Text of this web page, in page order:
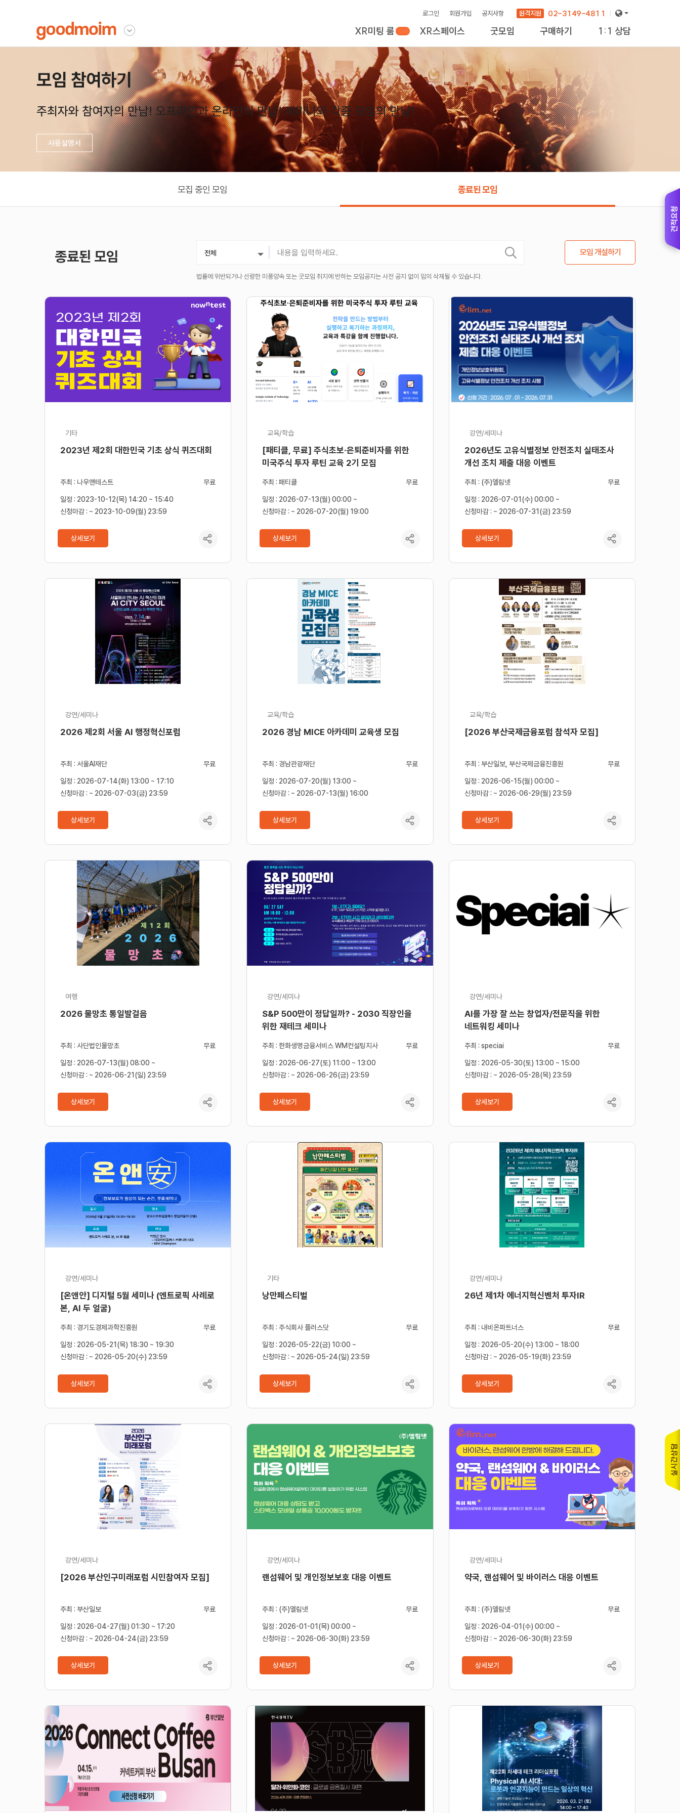
다른사이트 보기
로그인 회원가입 공지사항 원격지원 02-3149-4811
XR미팅 룸 XR스페이스 굿모임 구매하기 1:1 상담
모임 참여하기
주최자와 참여자의 만남! 오프라인과 온라인의 만남! 세미나와 각종 모임의 만남!
사용설명서
모집 중인 모임 종료된 모임
종료된 모임 전체 모임 개설하기
법률에 위반되거나 선량한 미풍양속 또는 굿모임 취지에 반하는 모임공지는 사전 공지 없이 임의 삭제될 수 있습니다.
기타
2023년 제2회 대한민국 기초 상식 퀴즈대회
주최 : 나우앤테스트 무료
일정 : 2023-10-12(목) 14:20 ~ 15:40
신청마감 : ~ 2023-10-09(월) 23:59
상세보기
교육/학습
[패티클, 무료] 주식초보·은퇴준비자를 위한
미국주식 투자 루틴 교육 2기 모집
주최 : 패티클 무료
일정 : 2026-07-13(월) 00:00 ~
신청마감 : ~ 2026-07-20(월) 19:00
상세보기
강연/세미나
2026년도 고유식별정보 안전조치 실태조사
개선 조치 제출 대응 이벤트
주최 : (주)엘림넷 무료
일정 : 2026-07-01(수) 00:00 ~
신청마감 : ~ 2026-07-31(금) 23:59
상세보기
강연/세미나
2026 제2회 서울 AI 행정혁신포럼
주최 : 서울AI재단 무료
일정 : 2026-07-14(화) 13:00 ~ 17:10
신청마감 : ~ 2026-07-03(금) 23:59
상세보기
교육/학습
2026 경남 MICE 아카데미 교육생 모집
주최 : 경남관광재단 무료
일정 : 2026-07-20(월) 13:00 ~
신청마감 : ~ 2026-07-13(월) 16:00
상세보기
교육/학습
[2026 부산국제금융포럼 참석자 모집]
주최 : 부산일보, 부산국제금융진흥원 무료
일정 : 2026-06-15(월) 00:00 ~
신청마감 : ~ 2026-06-29(월) 23:59
상세보기
여행
2026 물망초 통일발걸음
주최 : 사단법인물망초 무료
일정 : 2026-07-13(월) 08:00 ~
신청마감 : ~ 2026-06-21(일) 23:59
상세보기
강연/세미나
S&P 500만이 정답일까? - 2030 직장인을
위한 재테크 세미나
주최 : 한화생명금융서비스 WM컨설팅지사 무료
일정 : 2026-06-27(토) 11:00 ~ 13:00
신청마감 : ~ 2026-06-26(금) 23:59
상세보기
강연/세미나
AI를 가장 잘 쓰는 창업자/전문직을 위한
네트워킹 세미나
주최 : speciai 무료
일정 : 2026-05-30(토) 13:00 ~ 15:00
신청마감 : ~ 2026-05-28(목) 23:59
상세보기
강연/세미나
[온앤안] 디지털 5월 세미나 (엔트로픽 사례로
본, AI 두 얼굴)
주최 : 경기도경제과학진흥원 무료
일정 : 2026-05-21(목) 18:30 ~ 19:30
신청마감 : ~ 2026-05-20(수) 23:59
상세보기
기타
낭만페스티벌
주최 : 주식회사 플러스닷 무료
일정 : 2026-05-22(금) 10:00 ~
신청마감 : ~ 2026-05-24(일) 23:59
상세보기
강연/세미나
26년 제1차 에너지혁신벤처 투자IR
주최 : 내비온파트너스 무료
일정 : 2026-05-20(수) 13:00 ~ 18:00
신청마감 : ~ 2026-05-19(화) 23:59
상세보기
강연/세미나
[2026 부산인구미래포럼 시민참여자 모집]
주최 : 부산일보 무료
일정 : 2026-04-27(월) 01:30 ~ 17:20
신청마감 : ~ 2026-04-24(금) 23:59
상세보기
강연/세미나
랜섬웨어 및 개인정보보호 대응 이벤트
주최 : (주)엘림넷 무료
일정 : 2026-01-01(목) 00:00 ~
신청마감 : ~ 2026-06-30(화) 23:59
상세보기
강연/세미나
약국, 랜섬웨어 및 바이러스 대응 이벤트
주최 : (주)엘림넷 무료
일정 : 2026-04-01(수) 00:00 ~
신청마감 : ~ 2026-06-30(화) 23:59
상세보기
견적